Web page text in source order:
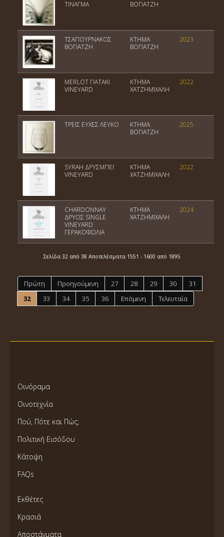
ΤΙΝΑΓΜΑ
ΒΟΓΙΑΤΖΗ
ΤΣΑΠΟΥΡΝΑΚΟΣ
ΒΟΓΙΑΤΖΗ
ΚΤΗΜΑ
ΒΟΓΙΑΤΖΗ
2023
MERLOT ΓΙΑΤΑΚΙ
VINEYARD
ΚΤΗΜΑ
ΧΑΤΖΗΜΙΧΑΛΗ
2022
ΤΡΕΙΣ ΕΥΧΕΣ ΛΕΥΚΟ
ΚΤΗΜΑ
ΒΟΓΙΑΤΖΗ
2025
SYRAH ΔΡΥΣΜΠΕΪ
VINEYARD
ΚΤΗΜΑ
ΧΑΤΖΗΜΙΧΑΛΗ
2022
CHARDONNAY
ΔΡΥΟΣ SINGLE
VINEYARD
ΓΕΡΑΚΟΦΩΛΙΑ
ΚΤΗΜΑ
ΧΑΤΖΗΜΙΧΑΛΗ
2024
Σελίδα 32 από 38 Αποτελέσματα 1551 - 1600 από 1895
Πρώτη Προηγούμενη 27 28 29 30
31
32
33 34 35 36 Επόμενη Τελευταία
Οινόραμα
Οινοτεχνία
Πού, Πότε και Πώς;
Πολιτική Εισόδου
Κάτοψη
FAQs
Εκθέτες
Κρασιά
Αποστάγματα